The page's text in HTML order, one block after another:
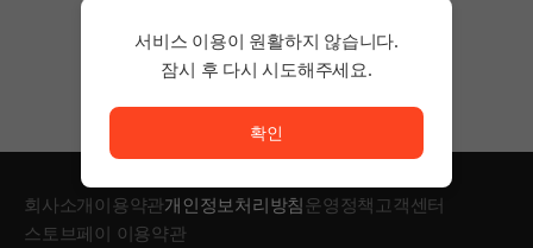
홈으로
회사소개이용약관개인정보처리방침운영정책 고객센터
스토브페이 이용약관
서비스 이용이 원활하지 않습니다.
잠시 후 다시 시도해주세요.
확인